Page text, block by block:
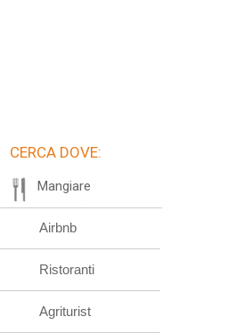
CERCA DOVE:
Mangiare
Airbnb
Ristoranti
Agriturist